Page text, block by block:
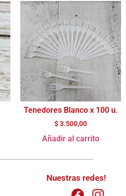
Tenedores Blanco x 100 u.
$3.500,00
Añadir al carrito
Nuestras redes!